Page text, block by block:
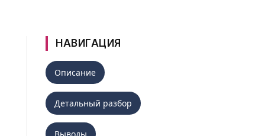
НАВИГАЦИЯ
Описание
Детальный разбор